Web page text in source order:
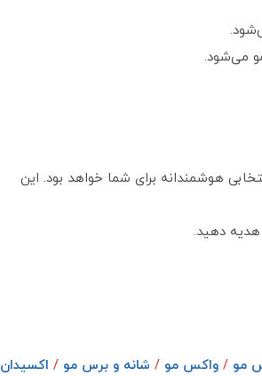
می‌شود.
هوشمندانه برای شما خواهد بود. این
هدیه دهید.
مو / واکس مو / شانه و برس مو / اکسیدان